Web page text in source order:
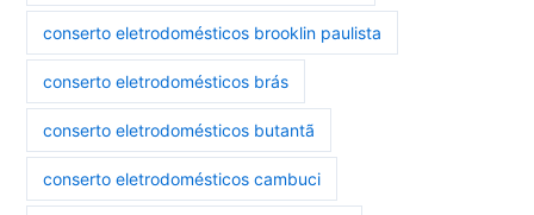
conserto eletrodomésticos brooklin paulista
conserto eletrodomésticos brás
conserto eletrodomésticos butantã
conserto eletrodomésticos cambuci